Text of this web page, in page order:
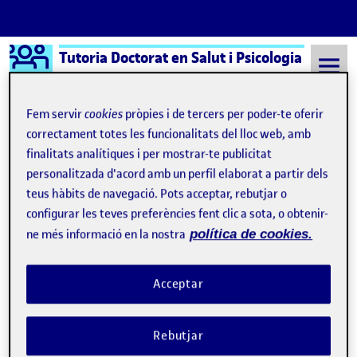
Saltar al contingut
Logo Ágora
Tutoria Doctorat en Salut i Psicologia
Semestre 20231 - Aula 646 31 Gener, 2025
31 Gener, 2025
Seminar: Ethics session
Publicat per
Laura Soler Farre
Data de publicació
-comentariel Seminar: Ethics session
On January 28th, I had the opportunity to attend a seminar on
Ethics, led by David Font. It was very interesting to attend and
learn about all the necessary steps to obtain data while ensuring
compliance with all the required protection measures. In the
Fem servircookies pròpies i de tercers per poder-te oferir
correctament totes les funcionalitats del lloc web, amb
finalitats analítiques i per mostrar-te publicitat
personalitzada d'acord amb un perfil elaborat a partir dels
teus hàbits de navegació. Pots acceptar, rebutjar o
configurar les teves preferències fent clic a sota, o obtenir-
ne més informació en la nostra política de cookies.
Rebutjar
Acceptar